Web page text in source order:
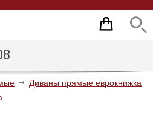
Диваны прямые еврокнижка